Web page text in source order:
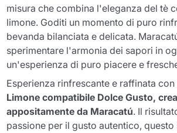
misura che combina l'eleganza del tè
limone. Goditi un momento di puro
bevanda bilanciata e delicata.
sperimentare l'armonia dei sapori in
un'esperienza di puro piacere e
Esperienza rinfrescante e raffinata
Limone compatibile Dolce Gusto,
appositamente da Maracatú. Il
passione per il gusto autentico, questo